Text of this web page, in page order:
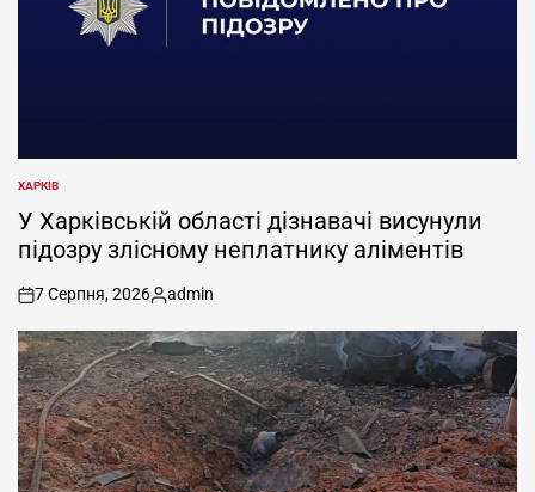
ОПУБЛІКУВАТИ
У
ХАРКІВ
У Харківській області дізнавачі висунули
підозру злісному неплатнику аліментів
on
7 Серпня, 2026
Опубліковано
admin